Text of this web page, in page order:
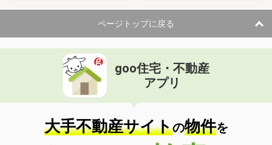
ページトップに戻る
goo住宅・不動産
アプリ
大手不動産サイトの物件を